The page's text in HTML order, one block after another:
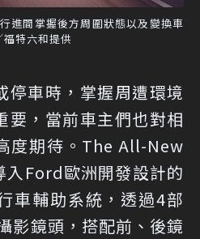
進間掌握後方周圍狀態以及變換車
特六和提供
停車時，掌握周遭環境
要，當前車主們也對相
度期待。The All-New
入Ford歐洲開發設計的
車輔助系統，透過4部
影鏡頭，搭配前、後鏡